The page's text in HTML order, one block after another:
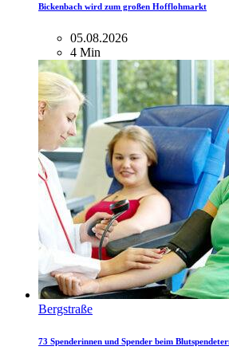
Bickenbach wird zum großen Hofflohmarkt
05.08.2026
4 Min
Bergstraße
73 Spenderinnen und Spender beim